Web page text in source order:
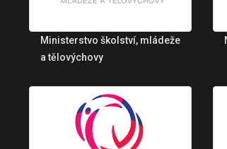
Ministerstvo školství, mládeže
a tělovýchovy